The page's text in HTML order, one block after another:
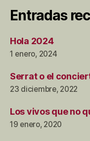
Entradas
Hola 2024
1 enero, 2024
Serrat o el
23 diciembre, 2022
Los vivos que no
19 enero, 2020